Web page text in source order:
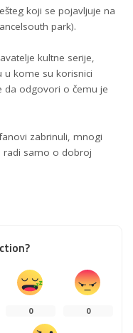
koji se pojavljuje na
park).
kultne serije,
u kome su korisnici
da odgovori o čemu je
zabrinuli, mnogi
radi samo o dobroj
0 0